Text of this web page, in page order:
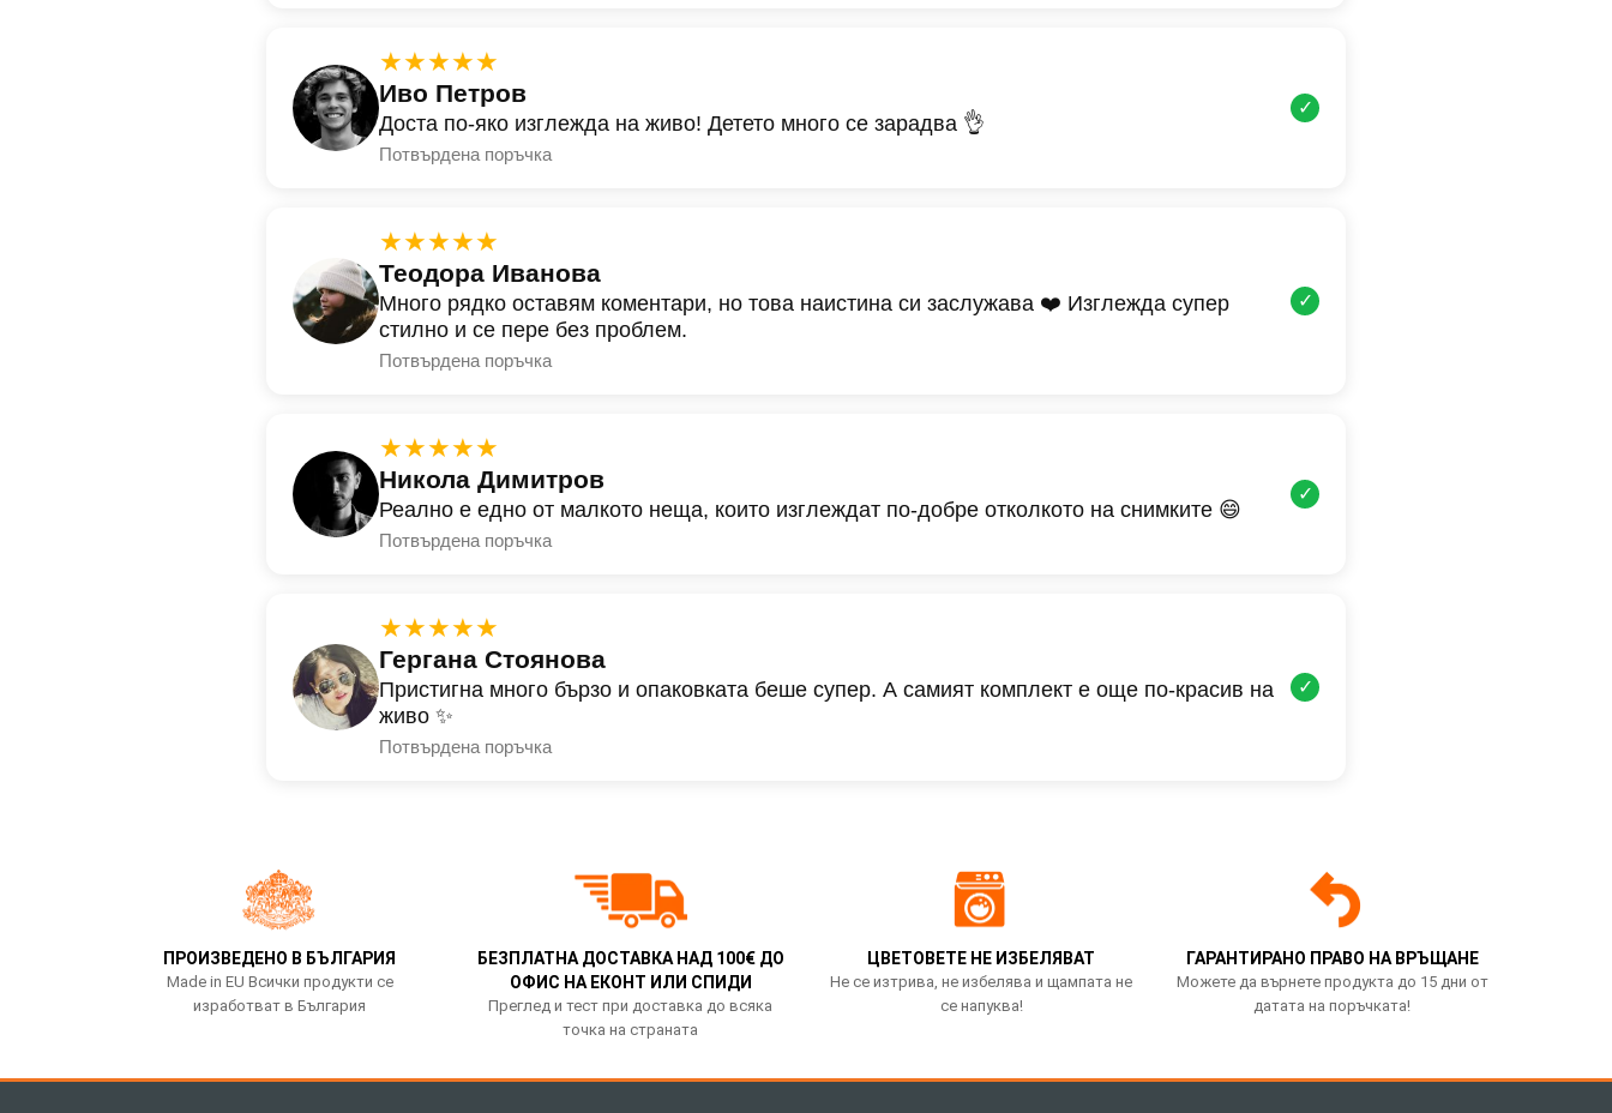
★★★★★
Иво Петров
Доста по-яко изглежда на живо! Детето много се зарадва 👌
Потвърдена поръчка
✓
★★★★★
Теодора Иванова
Много рядко оставям коментари, но това наистина си заслужава ❤️ Изглежда супер
стилно и се пере без проблем.
Потвърдена поръчка
✓
★★★★★
Никола Димитров
Реално е едно от малкото неща, които изглеждат по-добре отколкото на снимките 😄
Потвърдена поръчка
✓
★★★★★
Гергана Стоянова
Пристигна много бързо и опаковката беше супер. А самият комплект е още по-красив на
живо ✨
Потвърдена поръчка
✓
ПРОИЗВЕДЕНО В БЪЛГАРИЯ
Made in EU Всички продукти се
изработват в България
БЕЗПЛАТНА ДОСТАВКА НАД 100€ ДО
ОФИС НА ЕКОНТ ИЛИ СПИДИ
Преглед и тест при доставка до всяка
точка на страната
ЦВЕТОВЕТЕ НЕ ИЗБЕЛЯВАТ
Не се изтрива, не избелява и щампата не
се напуква!
ГАРАНТИРАНО ПРАВО НА ВРЪЩАНЕ
Можете да върнете продукта до 15 дни от
датата на поръчката!